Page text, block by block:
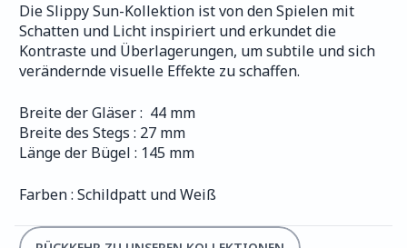
Die Slippy Sun-Kollektion ist von den Spielen mit
Schatten und Licht inspiriert und erkundet die
Kontraste und Überlagerungen, um subtile und sich
verändernde visuelle Effekte zu schaffen.
Breite der Gläser :  44 mm
Breite des Stegs : 27 mm
Länge der Bügel : 145 mm
Farben : Schildpatt und Weiß